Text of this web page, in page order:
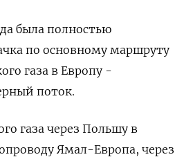
была полностью
по основному маршруту
газа в Европу -
поток.
газа через Польшу в
Ямал-Европа, через